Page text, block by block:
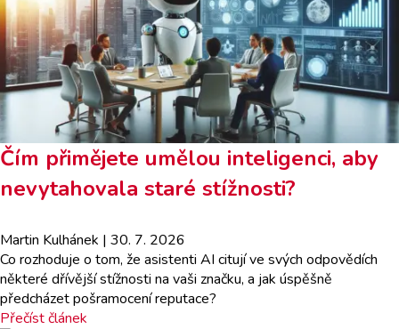
Čím přimějete umělou inteligenci, aby
nevytahovala staré stížnosti?
Martin Kulhánek | 30. 7. 2026
Co rozhoduje o tom, že asistenti AI citují ve svých odpovědích
některé dřívější stížnosti na vaši značku, a jak úspěšně
předcházet pošramocení reputace?
Přečíst článek